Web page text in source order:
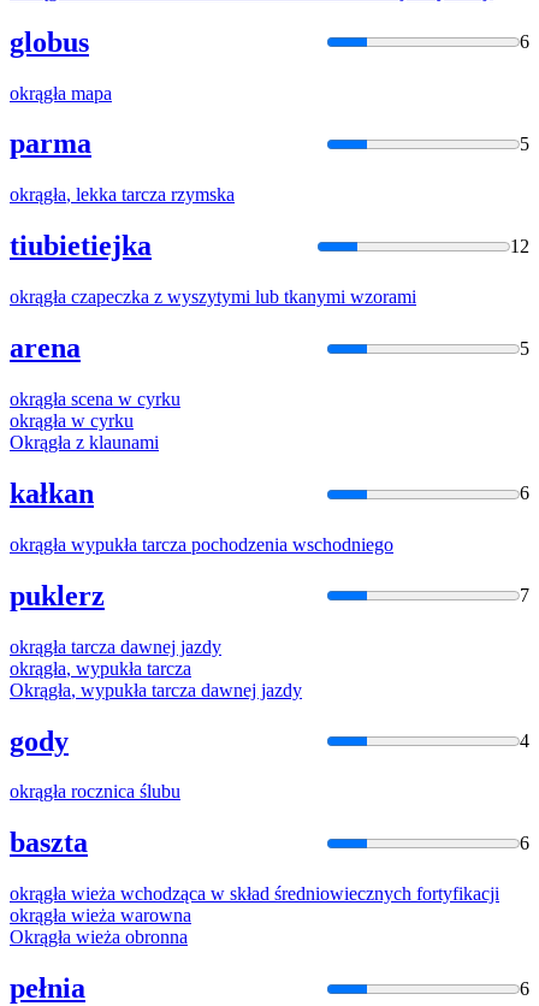
globus 6
okrągła mapa
parma 5
okrągła, lekka tarcza rzymska
tiubietiejka 12
okrągła czapeczka z wyszytymi lub tkanymi wzorami
arena 5
okrągła scena w cyrku
okrągła w cyrku
Okrągła z klaunami
kałkan 6
okrągła wypukła tarcza pochodzenia wschodniego
puklerz 7
okrągła tarcza dawnej jazdy
okrągła, wypukła tarcza
Okrągła, wypukła tarcza dawnej jazdy
gody 4
okrągła rocznica ślubu
baszta 6
okrągła wieża wchodząca w skład średniowiecznych fortyfikacji
okrągła wieża warowna
Okrągła wieża obronna
pełnia 6